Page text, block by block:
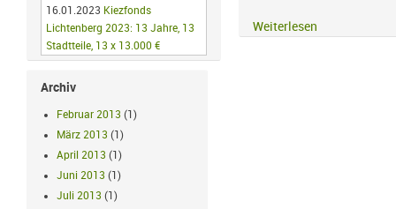
16.01.2023 Kiezfonds
Lichtenberg 2023: 13 Jahre, 13
Stadtteile, 13 x 13.000 €
Archiv
Februar 2013 (1)
März 2013 (1)
April 2013 (1)
Juni 2013 (1)
Juli 2013 (1)
Weiterlesen